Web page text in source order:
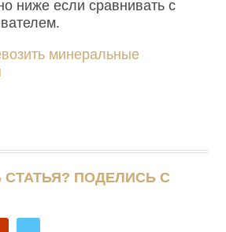
ниже если сравнивать с
ПОДЕЛИСЬ С